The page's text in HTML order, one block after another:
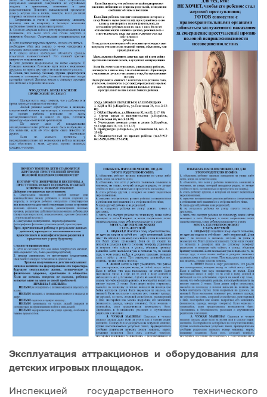
Эксплуатация аттракционов и оборудования для
детских игровых площадок.
Инспекцией государственного технического